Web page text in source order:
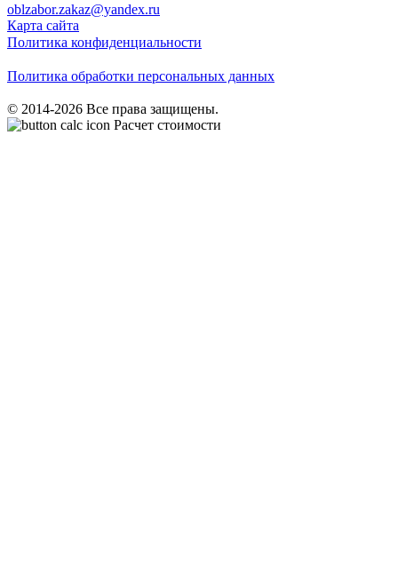
oblzabor.zakaz@yandex.ru
Карта сайта
Политика конфиденциальности
Политика обработки персональных данных
© 2014-2026 Все права защищены.
Расчет стоимости